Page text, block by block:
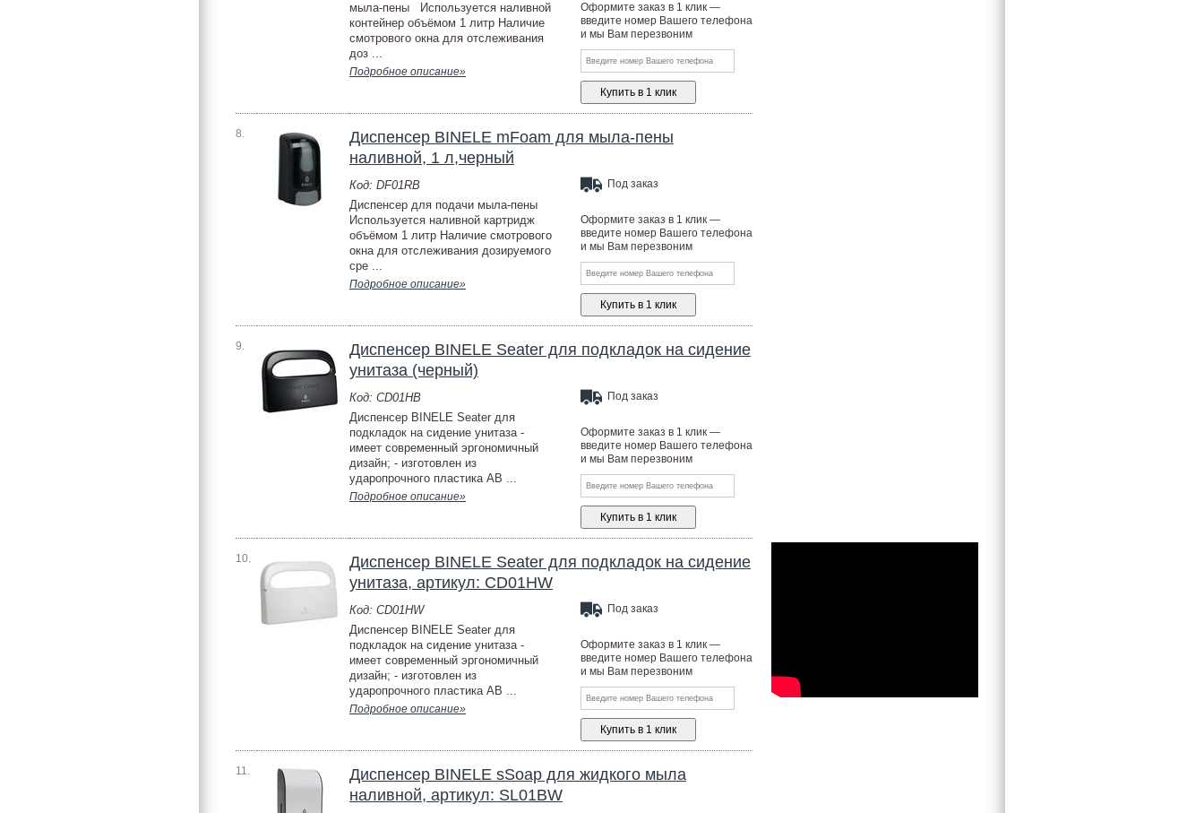
мыла-пены Используется наливной
контейнер объёмом 1 литр Наличие
смотрового окна для отслеживания
доз ...
Подробное описание»
Оформите заказ в 1 клик —
введите номер Вашего телефона
и мы Вам перезвоним
8.
Диспенсер BINELE mFoam для мыла-пены
наливной, 1 л,черный
Код: DF01RB
Диспенсер для подачи мыла-пены
Используется наливной картридж
объёмом 1 литр Наличие смотрового
окна для отслеживания дозируемого
сре ...
Подробное описание»
Под заказ
Оформите заказ в 1 клик —
введите номер Вашего телефона
и мы Вам перезвоним
9.
Диспенсер BINELE Seater для подкладок на сидение
унитаза (черный)
Код: CD01HB
Диспенсер BINELE Seater для
подкладок на сидение унитаза -
имеет современный эргономичный
дизайн; - изготовлен из
ударопрочного пластика AB ...
Подробное описание»
Под заказ
Оформите заказ в 1 клик —
введите номер Вашего телефона
и мы Вам перезвоним
10.
Диспенсер BINELE Seater для подкладок на сидение
унитаза, артикул: CD01HW
Код: CD01HW
Диспенсер BINELE Seater для
подкладок на сидение унитаза -
имеет современный эргономичный
дизайн; - изготовлен из
ударопрочного пластика AB ...
Подробное описание»
Под заказ
Оформите заказ в 1 клик —
введите номер Вашего телефона
и мы Вам перезвоним
11.
Диспенсер BINELE sSoap для жидкого мыла
наливной, артикул: SL01BW